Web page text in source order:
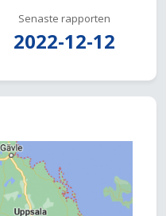
Senaste rapporten
2022-12-12